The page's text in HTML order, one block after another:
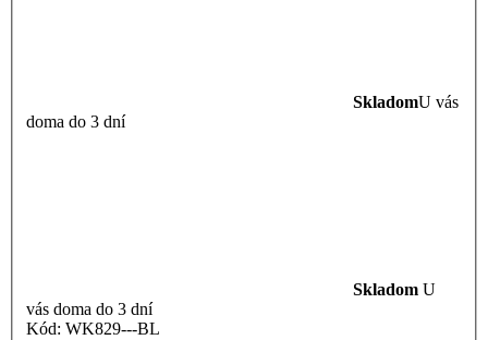
SkladomU vás
doma do 3 dní
Skladom U
vás doma do 3 dní
Kód: WK829---BL